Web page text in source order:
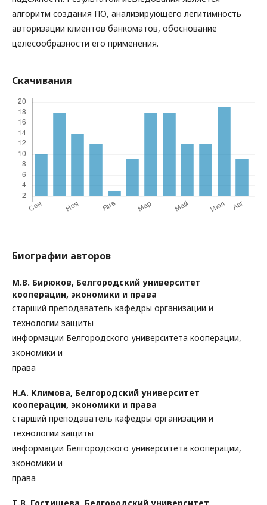
алгоритм создания ПО, анализирующего легитимность
авторизации клиентов банкоматов, обоснование
целесообразности его применения.
Скачивания
Биографии авторов
М.В. Бирюков, Белгородский университет
кооперации, экономики и права
старший преподаватель кафедры организации и
технологии защиты
информации Белгородского университета кооперации,
экономики и
права
Н.А. Климова, Белгородский университет
кооперации, экономики и права
старший преподаватель кафедры организации и
технологии защиты
информации Белгородского университета кооперации,
экономики и
права